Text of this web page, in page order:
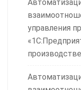
управления